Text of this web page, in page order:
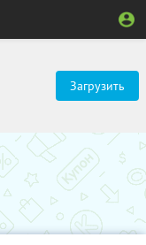
Загрузить